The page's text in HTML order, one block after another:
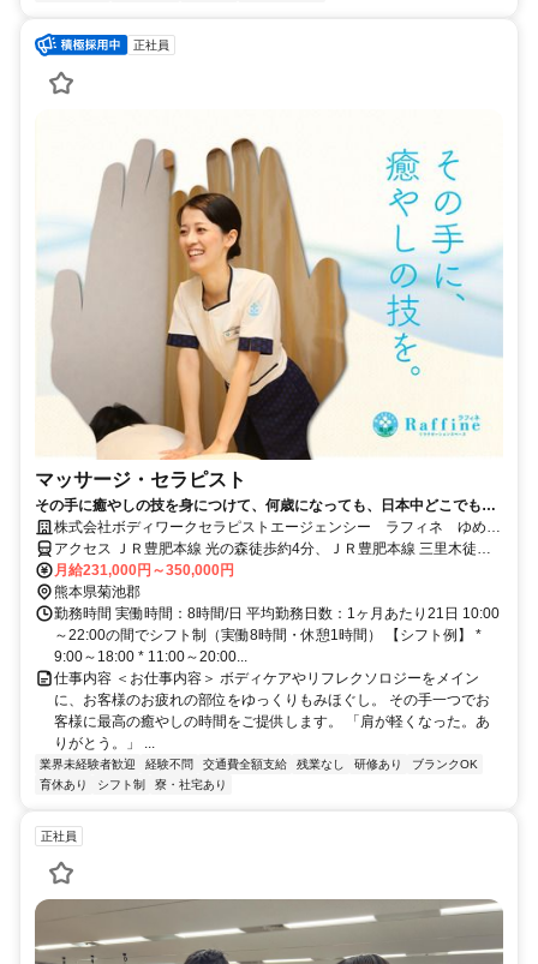
正社員
マッサージ・セラピスト
その手に癒やしの技を身につけて、何歳になっても、日本中どこでも働
けるセラピストの第一歩を踏み出しませんか。
株式会社ボディワークセラピストエージェンシー ラフィネ ゆめタ
ウン光の森店
アクセス ＪＲ豊肥本線 光の森徒歩約4分、ＪＲ豊肥本線 三里木徒歩
約15分、ＪＲ豊肥本線 武蔵塚徒歩約26分 最寄駅：光の森駅
月給231,000円～350,000円
熊本県菊池郡
勤務時間 実働時間：8時間/日 平均勤務日数：1ヶ月あたり21日 10:00
～22:00の間でシフト制（実働8時間・休憩1時間） 【シフト例】 *
9:00～18:00 * 11:00～20:00...
仕事内容 ＜お仕事内容＞ ボディケアやリフレクソロジーをメイン
に、お客様のお疲れの部位をゆっくりもみほぐし。 その手一つでお
客様に最高の癒やしの時間をご提供します。 「肩が軽くなった。あ
りがとう。」 ...
業界未経験者歓迎 経験不問 交通費全額支給 残業なし 研修あり
ブランクOK
育休あり
シフト制 寮・社宅あり
正社員